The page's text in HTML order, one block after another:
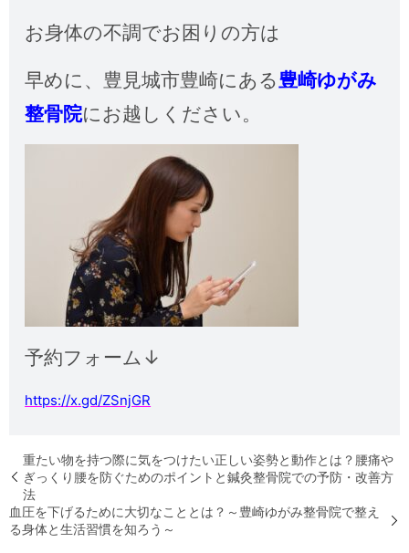
お身体の不調でお困りの方は
早めに、 豊見城市豊崎にある豊崎ゆがみ
整骨院にお越しください。
予約フォーム↓
https://x.gd/ZSnjGR
重たい物を持つ際に気をつけたい正しい姿勢と動作とは？腰痛や
ぎっくり腰を防ぐためのポイントと鍼灸整骨院での予防・改善方
法
血圧を下げるために大切なこととは？～豊崎ゆがみ整骨院で整え
る身体と生活習慣を知ろう～